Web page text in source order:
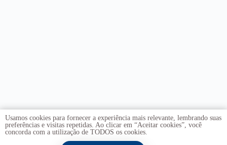
Usamos cookies para fornecer a experiência mais relevante, lembrando suas
preferências e visitas repetidas. Ao clicar em “Aceitar cookies”, você
concorda com a utilização de TODOS os cookies.